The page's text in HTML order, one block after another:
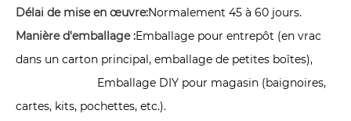
Délai de mise en œuvre:Normalement 45 à 60 jours.
Manière d'emballage :Emballage pour entrepôt (en vrac
dans un carton principal, emballage de petites boîtes),
Emballage DIY pour magasin (baignoires,
cartes, kits, pochettes, etc.).